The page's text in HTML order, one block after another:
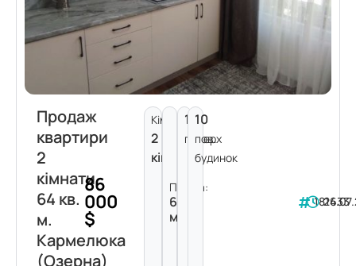
Продаж
квартири
2
кімнати
64 кв.
м.
Кармелюка
(Озерна)
86
000
$
Кімнат:
2
кімнати
Площа:
64
м²
1
поверх
10
пов.
будинок
181633